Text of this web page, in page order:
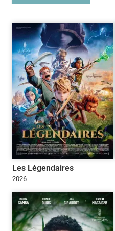
Les Légendaires
2026